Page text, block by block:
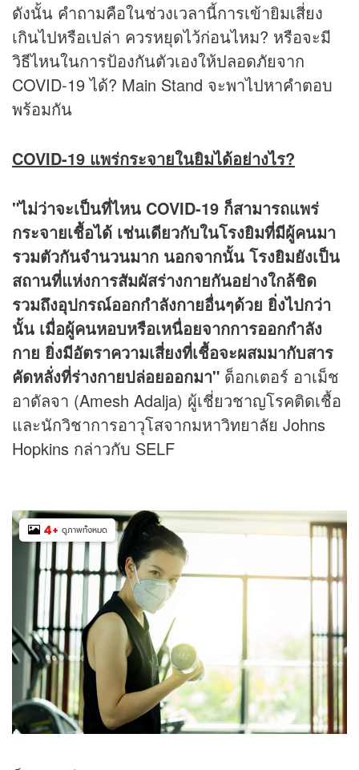
ดังนั้น คำถามคือในช่วงเวลานี้การเข้ายิมเสี่ยง
เกินไปหรือเปล่า ควรหยุดไว้ก่อนไหม? หรือจะมี
วิธีไหนในการป้องกันตัวเองให้ปลอดภัยจาก
COVID-19 ได้? Main Stand จะพาไปหาคำตอบ
พร้อมกัน
COVID-19 แพร่กระจายในยิมได้อย่างไร?
"ไม่ว่าจะเป็นที่ไหน COVID-19 ก็สามารถแพร่
กระจายเชื้อได้ เช่นเดียวกับในโรงยิมที่มีผู้คนมา
รวมตัวกันจำนวนมาก นอกจากนั้น โรงยิมยังเป็น
สถานที่แห่งการสัมผัสร่างกายกันอย่างใกล้ชิด
รวมถึงอุปกรณ์ออกกำลังกายอื่นๆด้วย ยิ่งไปกว่า
นั้น เมื่อผู้คนหอบหรือเหนื่อยจากการออกกำลัง
กาย ยิ่งมีอัตราความเสี่ยงที่เชื้อจะผสมมากับสาร
คัดหลั่งที่ร่างกายปล่อยออกมา" ด็อกเตอร์ อาเม็ช
อาดัลจา (Amesh Adalja) ผู้เชี่ยวชาญโรคติดเชื้อ
และนักวิชาการอาวุโสจากมหาวิทยาลัย Johns
Hopkins กล่าวกับ SELF
4+ ดูภาพทั้งหมด